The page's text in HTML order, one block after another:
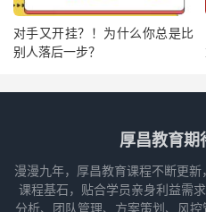
对手又开挂？！为什么你总是比
别人落后一步？
厚昌教育期
漫漫九年，厚昌教育课程不断更新
课程基石，贴合学员亲身利益需
分析、团队管理、方案策划、风